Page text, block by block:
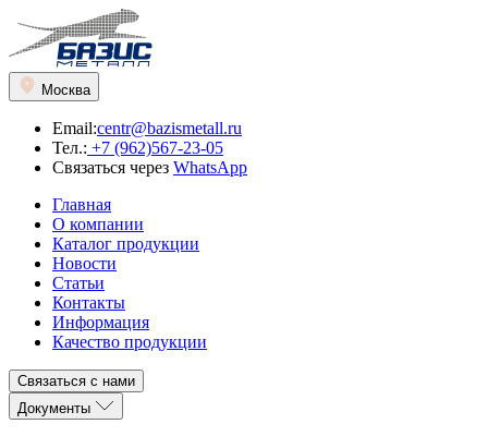
Москва
Email:centr@bazismetall.ru
Тел.: +7 (962)567-23-05
Связаться через WhatsApp
Главная
О компании
Каталог продукции
Новости
Статьи
Контакты
Информация
Качество продукции
Связаться с нами
Документы